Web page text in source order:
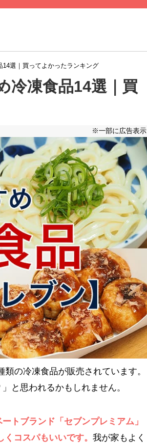
選｜買ってよかったランキング
冷凍食品14選｜買
※一部に広告表示
の冷凍食品が販売されています。
と思われるかもしれません。
トブランド「セブンプレミアム」
コスパもいいです。 我が家もよく